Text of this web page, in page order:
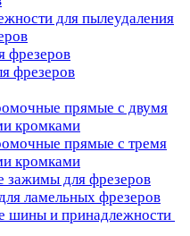
для пылеудаления
фрезеров
фрезеров
прямые с двумя
кромками
прямые с тремя
кромками
зажимы для фрезеров
ламельных фрезеров
шины и принадлежности